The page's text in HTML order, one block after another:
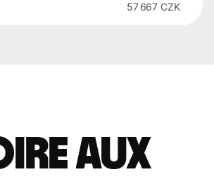
57 667 CZK
aux